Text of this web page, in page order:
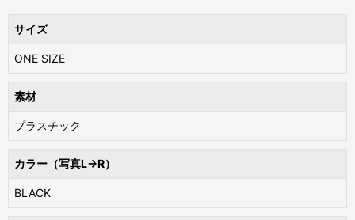
サイズ
ONE SIZE
素材
プラスチック
カラー（写真L→R）
BLACK